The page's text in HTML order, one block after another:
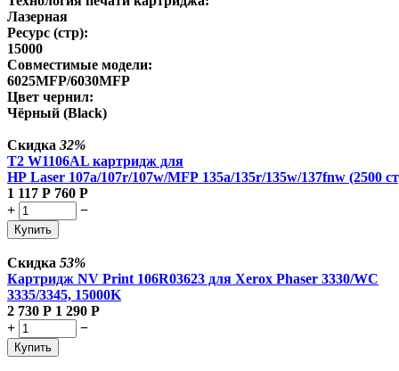
Лазерная
Ресурс (стр):
15000
Совместимые модели:
6025MFP/6030MFP
Цвет чернил:
Чёрный (Black)
Скидка 32%
T2 W1106AL картридж для
HP Laser 107a/107r/107w/MFP 135a/135r/135w/137fnw (2500
1 117 Р 760 Р
+
−
Купить
Скидка 53%
Картридж NV Print 106R03623 для Xerox Phaser 3330/WC
3335/3345, 15000K
2 730 Р 1 290 Р
+
−
Купить